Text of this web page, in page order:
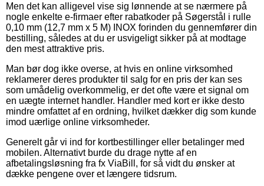
Men det kan alligevel vise sig lønnende at se nærmere på
nogle enkelte e-firmaer efter rabatkoder på Søgerstål i rulle
0,10 mm (12,7 mm x 5 M) INOX forinden du gennemfører din
bestilling, således at du er usvigeligt sikker på at modtage
den mest attraktive pris.
Man bør dog ikke overse, at hvis en online virksomhed
reklamerer deres produkter til salg for en pris der kan ses
som umådelig overkommelig, er det ofte være et signal om
en uægte internet handler. Handler med kort er ikke desto
mindre omfattet af en ordning, hvilket dækker dig som kunde
imod uærlige online virksomheder.
Generelt går vi ind for kortbestillinger eller betalinger med
mobilen. Alternativt burde du drage nytte af en
afbetalingsløsning fra fx ViaBill, for så vidt du ønsker at
dække pengene over et længere tidsrum.